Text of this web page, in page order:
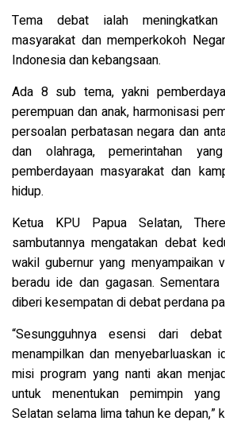
Tema debat ialah
masyarakat dan memperkokoh
Indonesia dan kebangsaan.
Ada 8 sub tema, yakni
perempuan dan anak, harmonisasi
persoalan perbatasan negara dan
dan olahraga, pemerintahan
pemberdayaan masyarakat dan
hidup.
Ketua KPU Papua Selatan,
sambutannya mengatakan debat
wakil gubernur yang menyampaikan
beradu ide dan gagasan.
diberi kesempatan di debat perdana
“Sesungguhnya esensi dari
menampilkan dan menyebarluaskan
misi program yang nanti akan
untuk menentukan pemimpin
Selatan selama lima tahun ke depan,”